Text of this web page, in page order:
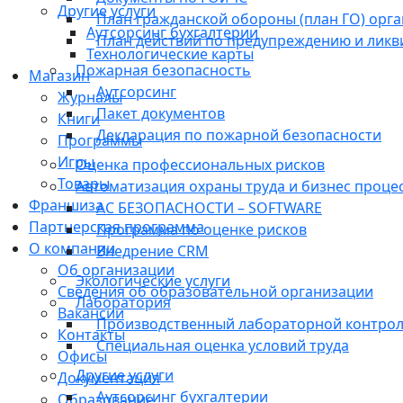
Другие услуги
Аутсорсинг бухгалтерии
Технологические карты
Магазин
Журналы
Книги
Программы
Игры
Товары
Франшиза
Партнерская программа
О компании
Об организации
Сведения об образовательной организации
Вакансии
Контакты
Офисы
Документация
План гражданской обороны (план ГО)
План действий по предупреждению и
Пожарная безопасность
Аутсорсинг
Пакет документов
Декларация по пожарной безопасности
Оценка профессиональных рисков
Автоматизация охраны труда и бизнес
АС БЕЗОПАСНОСТИ – SOFTWARE
Программа по оценке рисков
Внедрение CRM
Экологические услуги
Лаборатория
Производственный лабораторной
Специальная оценка условий труда
Другие услуги
Аутсорсинг бухгалтерии